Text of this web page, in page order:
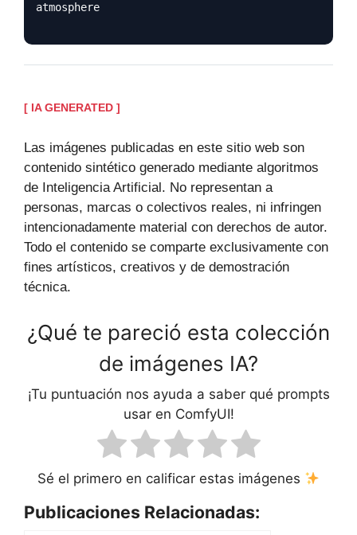
atmosphere
[ IA GENERATED ]
Las imágenes publicadas en este sitio web son
contenido sintético generado mediante algoritmos
de Inteligencia Artificial. No representan a
personas, marcas o colectivos reales, ni infringen
intencionadamente material con derechos de autor.
Todo el contenido se comparte exclusivamente con
fines artísticos, creativos y de demostración
técnica.
¿Qué te pareció esta colección
de imágenes IA?
¡Tu puntuación nos ayuda a saber qué prompts
usar en ComfyUI!
Sé el primero en calificar estas imágenes
Publicaciones Relacionadas: